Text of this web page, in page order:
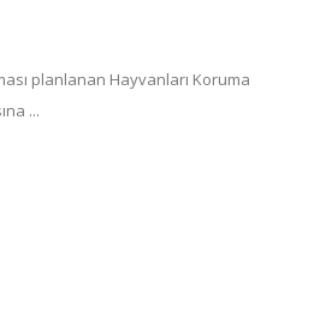
planlanan Hayvanları Koruma
...